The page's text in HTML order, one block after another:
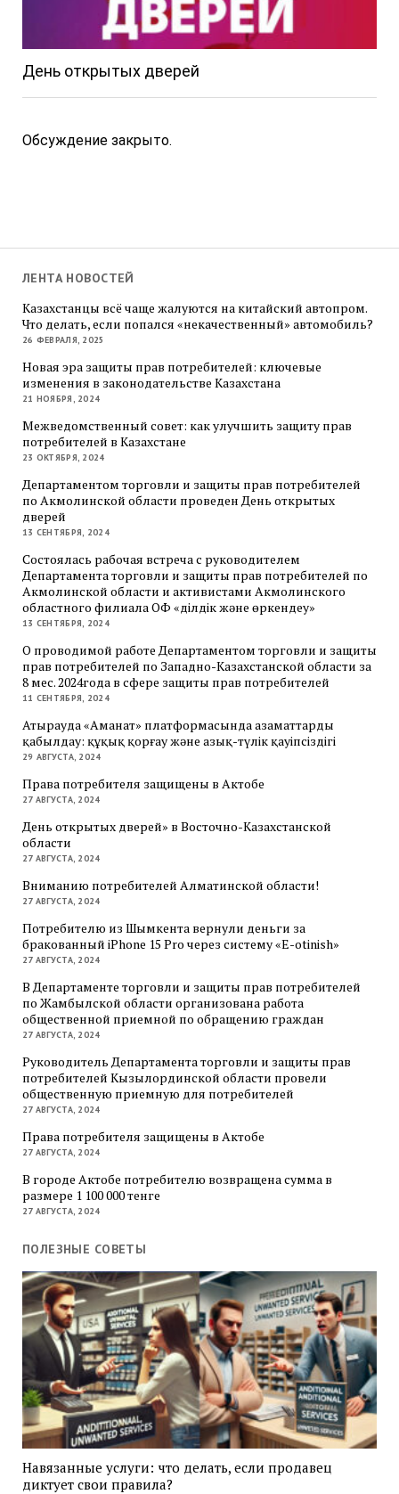
День открытых дверей
Обсуждение закрыто.
ЛЕНТА НОВОСТЕЙ
Казахстанцы всё чаще жалуются на китайский автопром.
Что делать, если попался «некачественный» автомобиль?
26 ФЕВРАЛЯ, 2025
Новая эра защиты прав потребителей: ключевые
изменения в законодательстве Казахстана
21 НОЯБРЯ, 2024
Межведомственный совет: как улучшить защиту прав
потребителей в Казахстане
23 ОКТЯБРЯ, 2024
Департаментом торговли и защиты прав потребителей
по Акмолинской области проведен День открытых
дверей
13 СЕНТЯБРЯ, 2024
Состоялась рабочая встреча с руководителем
Департамента торговли и защиты прав потребителей по
Акмолинской области и активистами Акмолинского
областного филиала ОФ «Әділдік және өркендеу»
13 СЕНТЯБРЯ, 2024
О проводимой работе Департаментом торговли и защиты
прав потребителей по Западно-Казахстанской области за
8 мес. 2024года в сфере защиты прав потребителей
11 СЕНТЯБРЯ, 2024
Атырауда «Аманат» платформасында азаматтарды
қабылдау: құқық қорғау және азық-түлік қауіпсіздігі
29 АВГУСТА, 2024
Права потребителя защищены в Актобе
27 АВГУСТА, 2024
День открытых дверей» в Восточно-Казахстанской
области
27 АВГУСТА, 2024
Вниманию потребителей Алматинской области!
27 АВГУСТА, 2024
Потребителю из Шымкента вернули деньги за
бракованный iPhone 15 Pro через систему «E-otinish»
27 АВГУСТА, 2024
В Департаменте торговли и защиты прав потребителей
по Жамбылской области организована работа
общественной приемной по обращению граждан
27 АВГУСТА, 2024
Руководитель Департамента торговли и защиты прав
потребителей Кызылординской области провели
общественную приемную для потребителей
27 АВГУСТА, 2024
Права потребителя защищены в Актобе
27 АВГУСТА, 2024
В городе Актобе потребителю возвращена сумма в
размере 1 100 000 тенге
27 АВГУСТА, 2024
ПОЛЕЗНЫЕ СОВЕТЫ
Навязанные услуги: что делать, если продавец
диктует свои правила?